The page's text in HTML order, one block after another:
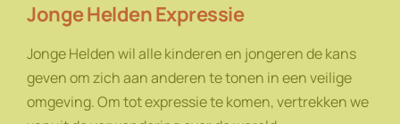
Jonge Helden Expressie
Jonge Helden wil alle kinderen en jongeren de kans
geven om zich aan anderen te tonen in een veilige
omgeving. Om tot expressie te komen, vertrekken we